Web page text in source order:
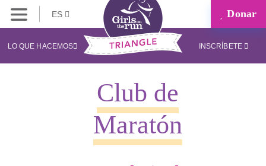
ES Donar
LO QUE HACEMOS INSCRÍBETE
Club de
Maratón